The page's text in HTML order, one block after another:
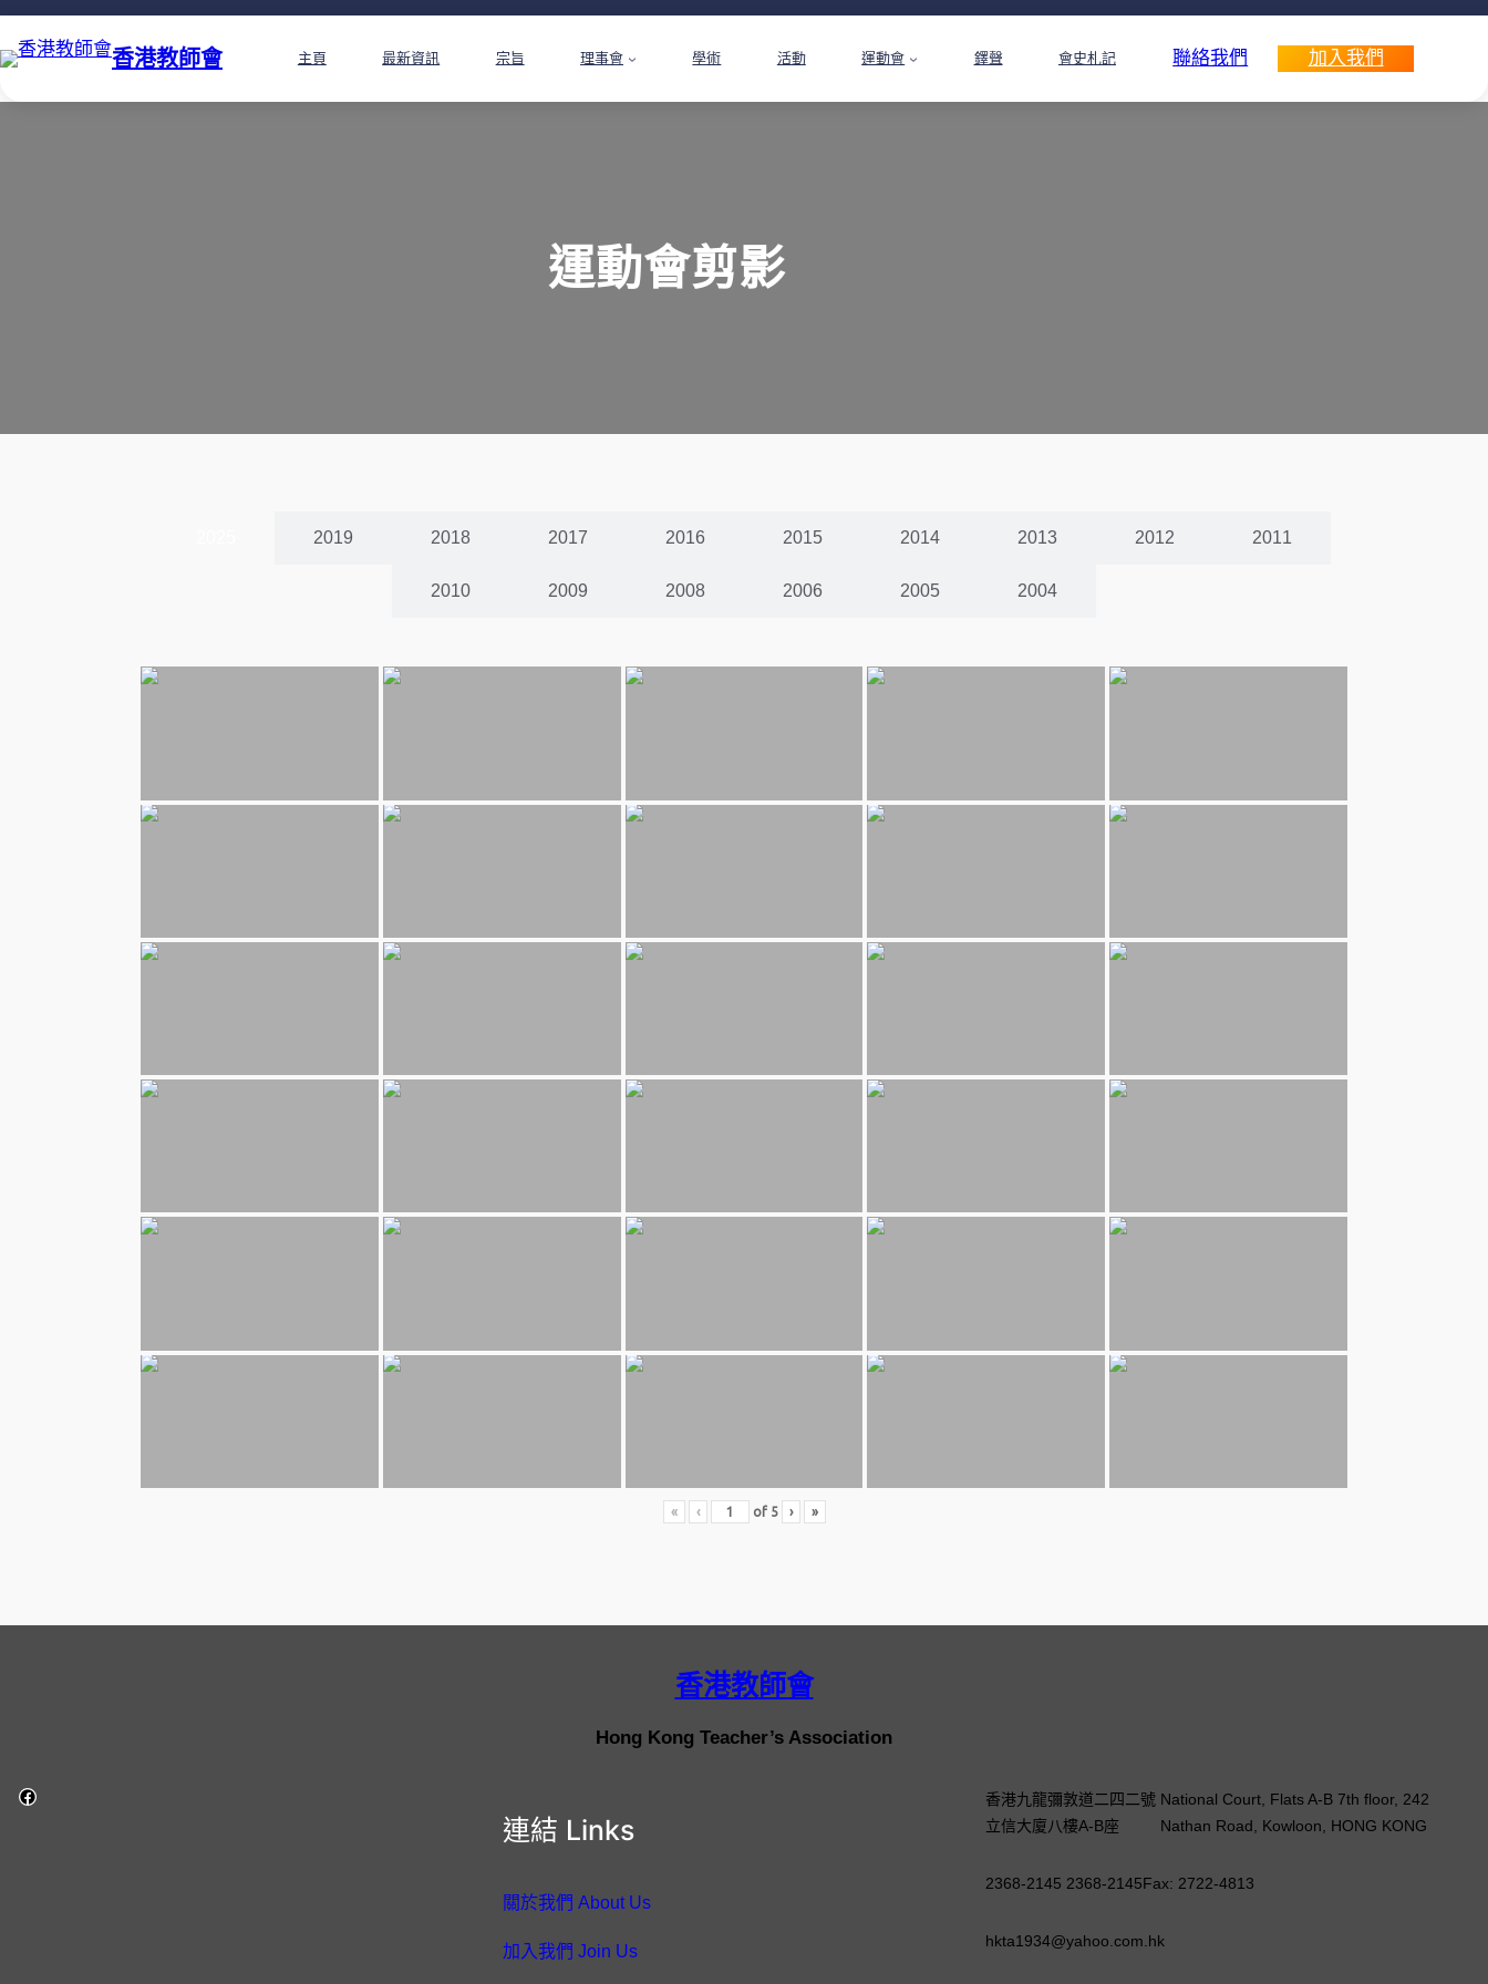
香港教師會 主頁 最新資訊 宗旨 理事會 學術 活動 運動會 鐸聲 會史札記 聯絡我們 加入我們
運動會剪影
2019 2018 2017 2016 2015 2014 2013 2012 2011
2010 2009 2008 2006 2005 2004
« ‹ of 5 › »
香港教師會
Hong Kong Teacher’s Association
連結 Links
關於我們 About Us
加入我們 Join Us
香港九龍彌敦道二四二號
立信大廈八樓A-B座
National Court, Flats A-B 7th floor, 242
Nathan Road, Kowloon, HONG KONG
2368-2145 2368-2145Fax: 2722-4813
hkta1934@yahoo.com.hk